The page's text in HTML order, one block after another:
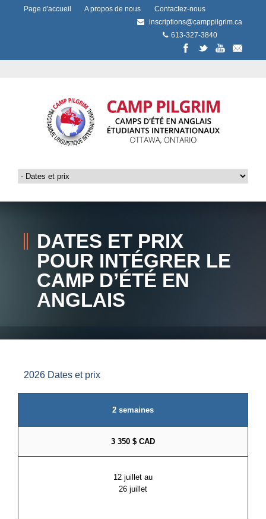
Page d'accueil A propos de nous
Contactez-nous
inscriptions@camppilgrim.ca
613-327-3840
DATES ET PRIX
POUR INTÉGRER LE
CAMP D’ÉTÉ EN
ANGLAIS
2026 Dates et prix
2 semaines
3 350 $ CAD
12 juillet au
26 juillet